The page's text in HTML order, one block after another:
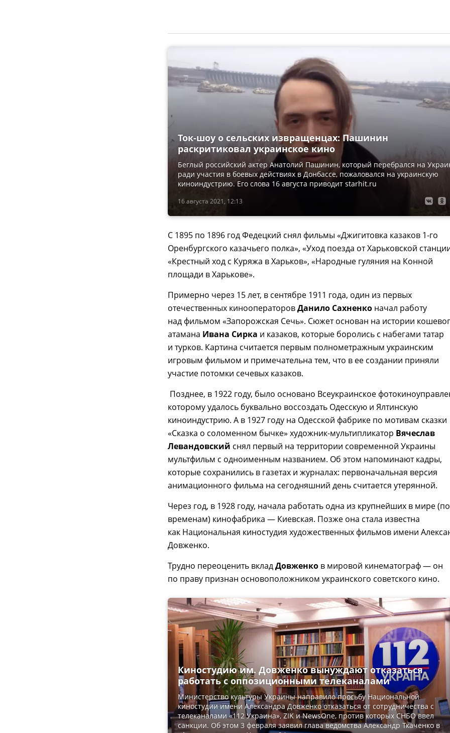
16 августа 2021, 12:13
Ток-шоу о сельских извращенцах: Пашинин
раскритиковал украинское кино
Беглый российский актер Анатолий Пашинин, который перебрался на
ради участия в боевых действиях в Донбассе, пожаловался на украинскую
киноиндустрию. Его слова 16 августа приводит starhit.ru
С 1895 по 1896 год Федецкий снял фильмы «Джигитовка казаков 1-го
Оренбургского казачьего полка», «Уход поезда от Харьковской
«Крестный ход с Куряжа в Харьков», «Народные гуляния на Конной
площади в Харькове».
Примерно через 15 лет, в сентябре 1911 года, один из первых
отечественных кинооператоровДанило Сахненко начал работу
над фильмом «Запорожская Сечь». Сюжет основан на истории
атамана Ивана Сирка и казаков, которые боролись с набегами татар
и турков. Картина считается первым полнометражным украинским
игровым фильмом и примечательна тем, что в ее создании приняли
участие потомки сечевых казаков.
Позднее, в 1922 году, было основано Всеукраинское
которому удалось буквально воссоздать Одесскую и Ялтинскую
киноиндустрию. А в 1927 году на Одесской фабрике по мотивам сказки
«Сказка о соломенном бычке» художник-мультипликатор Вячеслав
Левандовский снял первый на территории современной Украины
мультфильм с одноименным названием. Об этом напоминают кадры,
которые сохранились в газетах и журналах: первоначальная версия
анимационного фильма на сегодняшний день считается утерянной.
Через год, в 1928 году, начала работать одна из крупнейших в мире
временам) кинофабрика — Киевская. Позже она стала известна
как Национальная киностудия художественных фильмов имени
Довженко.
Трудно переоценить вкладДовженко в мировой кинематограф — он
по праву признан основоположником украинского советского кино.
Киностудию им. Довженко вынуждают отказаться
работать с оппозиционными телеканалами
Министерство культуры Украины направило просьбу Национальной
киностудии имени Александра Довженко отказаться от сотрудничества с
телеканалами «112 Украина», ZIK и NewsOne, против которых СНБО ввел
санкции. Об этом 3 февраля заявил глава ведомства Александр Ткаченко в